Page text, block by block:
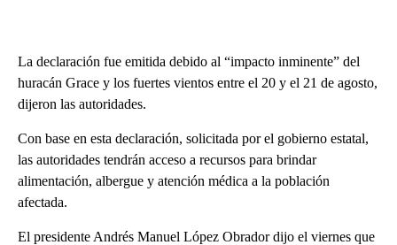
La declaración fue emitida debido al “impacto inminente” del
huracán Grace y los fuertes vientos entre el 20 y el 21 de agosto,
dijeron las autoridades.
Con base en esta declaración, solicitada por el gobierno estatal,
las autoridades tendrán acceso a recursos para brindar
alimentación, albergue y atención médica a la población
afectada.
El presidente Andrés Manuel López Obrador dijo el viernes que